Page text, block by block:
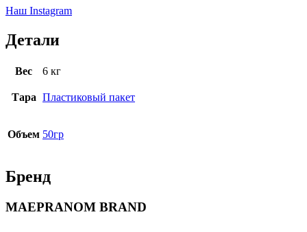
Наш Instagram
Детали
Вес 6 кг
Тара Пластиковый пакет
Объем 50гр
Бренд
MAEPRANOM BRAND